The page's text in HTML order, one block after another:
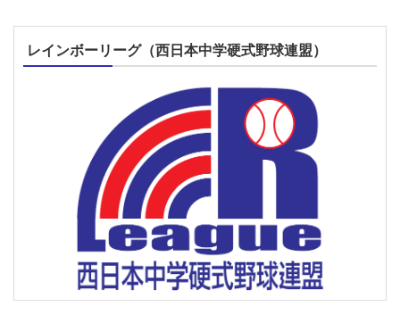
レインボーリーグ（西日本中学硬式野球連盟）